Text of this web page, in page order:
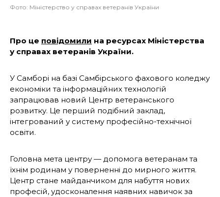
Фото: Міністерство у справах ветеранів України
Про це повідомили на ресурсах Міністерства
у справах ветеранів України.
У Самборі на базі Самбірського фахового коледжу
економіки та інформаційних технологій
запрацював новий Центр ветеранського
розвитку. Це перший подібний заклад,
інтегрований у систему професійно-технічної
освіти.
Головна мета центру — допомога ветеранам та
їхнім родинам у поверненні до мирного життя.
Центр стане майданчиком для набуття нових
професій, удосконалення наявних навичок за